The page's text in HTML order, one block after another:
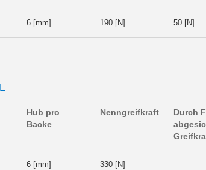
6 [mm] 190 [N] 50 [N]
Hub pro
Backe
Nenngreifkraft
Durch
6 [mm] 330 [N]